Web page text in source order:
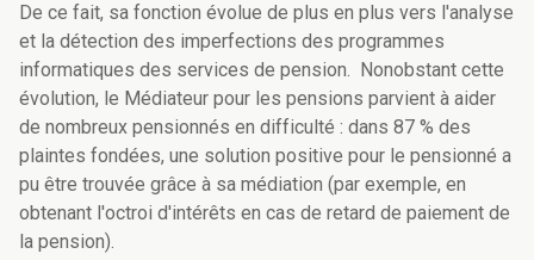
De ce fait, sa fonction évolue de plus en plus vers l'analyse
et la détection des imperfections des programmes
informatiques des services de pension. Nonobstant cette
évolution, le Médiateur pour les pensions parvient à aider
de nombreux pensionnés en difficulté : dans 87 % des
plaintes fondées, une solution positive pour le pensionné a
pu être trouvée grâce à sa médiation (par exemple, en
obtenant l'octroi d'intérêts en cas de retard de paiement de
la pension).